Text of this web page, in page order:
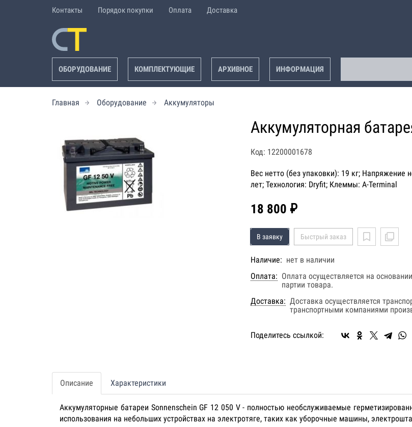
Контакты Порядок покупки Оплата Доставка
ОБОРУДОВАНИЕ КОМПЛЕКТУЮЩИЕ АРХИВНОЕ ИНФОРМАЦИЯ
Главная Оборудование Аккумуляторы
Аккумуляторная
Код: 12200001678
Вес нетто (без упаковки): 19 кг;
лет; Технология: Dryfit; Клеммы: A-Terminal
18 800 ₽
В заявку Быстрый заказ
Наличие: нет в наличии
Оплата: Оплата осуществляется на
партии товара.
Доставка: Доставка осуществляется
транспортными компаниями
Поделитесь ссылкой:
Описание Характеристики
Аккумуляторные батареи Sonnenschein GF 12 050 V - полностью необслуживаемые
использования на небольших устройствах на электротяге, таких как уборочные машины,